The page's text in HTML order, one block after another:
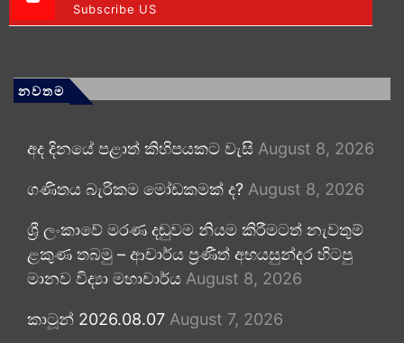
Subscribe US
නවතම
අද දිනයේ පළාත් කිහිපයකට වැසි August 8, 2026
ගණිතය බැරිකම මෝඩකමක් ද? August 8, 2026
ශ්‍රී ලංකාවේ මරණ දඬුවම නියම කිරීමටත් නැවතුම්
ළකුණ තබමු – ආචාර්ය ප්‍රණීත් අභයසුන්දර හිටපු
මානව විද්‍යා මහාචාර්ය August 8, 2026
කාටූන් 2026.08.07 August 7, 2026